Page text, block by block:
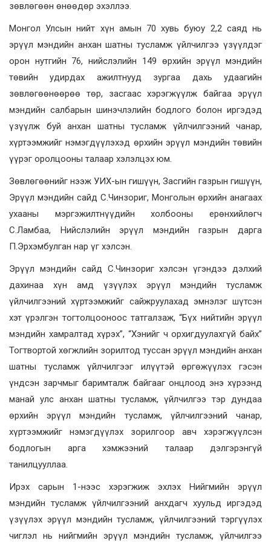
зөвлөгөөн өнөөдөр эхэллээ.
Монгол Улсын нийт хүн амын 70 хувь буюу 2,2 саяд нь
эрүүл мэндийн анхан шатны тусламж үйлчилгээ үзүүлдэг
орон нутгийн 76, нийслэлийн 149 өрхийн эрүүл мэндийн
төвийн удирдах ажилтнууд зургаа дахь удаагийн
зөвлөгөөнөөрөө төр, засгаас хэрэгжүүлж байгаа эрүүл
мэндийн салбарын шинэчлэлийн бодлого болон иргэдэд
үзүүлж буй анхан шатны тусламж үйлчилгээний чанар,
хүртээмжийг нэмэгдүүлэхэд өрхийн эрүүл мэндийн төвийн
үүрэг оролцооны талаар хэлэлцэх юм.
Зөвлөгөөнийг нээж УИХ-ын гишүүн, Засгийн газрын гишүүн,
Эрүүл мэндийн сайд С.Чинзориг, Монголын өрхийн анагаах
ухааны мэргэжилтнүүдийн холбооны ерөнхийлөгч
С.Ламбаа, Нийслэлийн эрүүл мэндийн газрын дарга
П.Эрхэмбулган нар үг хэлсэн.
Эрүүл мэндийн сайд С.Чинзориг хэлсэн үгэндээ дэлхий
дахинаа хүн амд үзүүлэх эрүүл мэндийн тусламж
үйлчилгээний хүртээмжийг сайжруулахад эмнэлэг шүтсэн
хэт үрэлгэн тогтолцооноос татгалзаж, “Бүх нийтийн эрүүл
мэндийн хамралтад хүрэх”, “Хэнийг ч орхигдуулахгүй байх”
Тогтвортой хөгжлийн зорилтод туссан эрүүл мэндийн анхан
шатны тусламж үйлчилгээг илүүтэй өргөжүүлэх гэсэн
үндсэн зарчмыг баримталж байгааг онцлоод энэ хүрээнд
манай улс анхан шатны тусламж, үйлчилгээ тэр дундаа
өрхийн эрүүл мэндийн тусламж, үйлчилгээний чанар,
хүртээмжийг нэмэгдүүлэх зорилгоор авч хэрэгжүүлсэн
бодлогын арга хэмжээний талаар дэлгэрэнгүй
танилцууллаа.
Ирэх сарын 1-нээс хэрэгжиж эхлэх Нийгмийн эрүүл
мэндийн тусламж үйлчилгээний анхдагч хуульд иргэдэд
үзүүлэх эрүүл мэндийн тусламж, үйлчилгээний тэргүүлэх
чиглэл нь нийгмийн эрүүл мэндийн тусламж, үйлчилгээ